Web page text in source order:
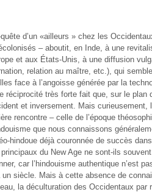
d’un «ailleurs » chez les
– aboutit, en Inde, à une
et aux États-Unis, à une diffusion
relation au maître, etc.), qui
face à l’angoisse générée par la
réciprocité très forte fait que, sur le plan
et inversement. Mais curieusement,
rencontre – celle de l’époque
que nous connaissons
hindoue déjà couronnée de succès
du New Age ne sont-ils
car l’hindouisme authentique n’est
siècle. Mais à cette absence de
la déculturation des Occidentaux par